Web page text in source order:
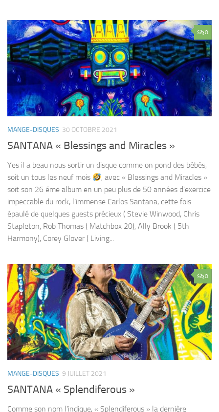
0
MANGE-DISQUES 30 OCTOBRE 2021
SANTANA « Blessings and Miracles »
Yes il a beau nous sortir un disque comme on pond des bébés,
soit un tous les neuf mois
, avec « Blessings and Miracles »
soit son 26 éme album en un peu plus de 50 années d’exercice
impeccable du rock, l’immense Carlos Santana, cette fois
épaulé de quelques guests précieux ( Stevie Winwood, Chris
Stapleton, Rob Thomas ( Matchbox 20), Ally Brook ( 5th
Harmony), Corey Glover ( Living...
0
MANGE-DISQUES 9 JUILLET 2021
SANTANA « Splendiferous »
Comme son nom l’indique, « Splendiferous » la dernière